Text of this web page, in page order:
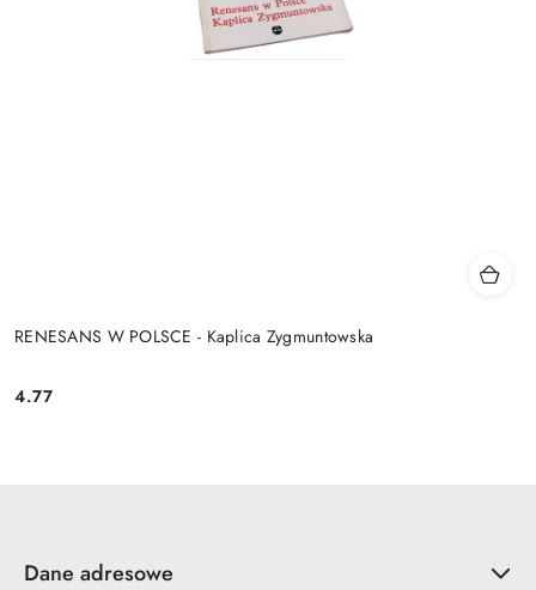
RENESANS W POLSCE - Kaplica Zygmuntowska
Cena:
4.77
Dane adresowe